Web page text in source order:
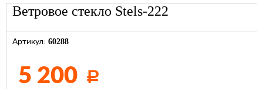
Ветровое стекло Stels-222
Артикул: 60288
5 200 Р